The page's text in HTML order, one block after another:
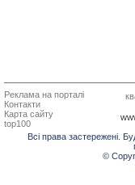
Реклама на порталі
Контакти
Карта сайту
top100
Всі права застережені.
©